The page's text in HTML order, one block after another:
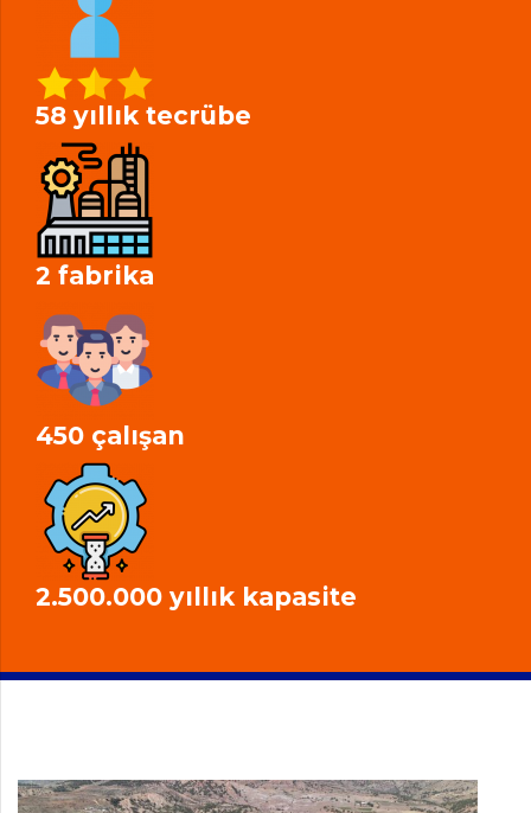
58 yıllık tecrübe
2 fabrika
450 çalışan
2.500.000 yıllık kapasite